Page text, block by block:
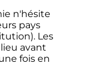
n'hésite
pays
Les
avant
fois en